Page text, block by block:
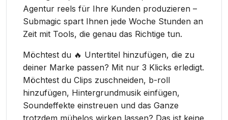
Agentur reels für Ihre Kunden produzieren –
Submagic spart Ihnen jede Woche Stunden an
Zeit mit Tools, die genau das Richtige tun.
Möchtest du 🔥 Untertitel hinzufügen, die zu
deiner Marke passen? Mit nur 3 Klicks erledigt.
Möchtest du Clips zuschneiden, b-roll
hinzufügen, Hintergrundmusik einfügen,
Soundeffekte einstreuen und das Ganze